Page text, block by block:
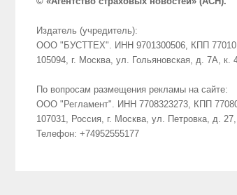
Издатель (учредитель):
ООО "БУСТТЕХ". ИНН 9701300506, КПП
105094, г. Москва, ул. Гольяновская, д. 7А, к.
По вопросам размещения рекламы на сайте:
ООО "Регламент". ИНН 7708323273, КПП
107031, Россия, г. Москва, ул. Петровка, д.
Телефон: +74952555177